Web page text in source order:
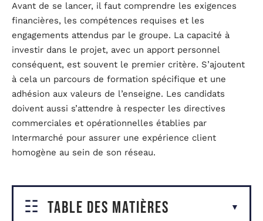
Avant de se lancer, il faut comprendre les exigences
financières, les compétences requises et les
engagements attendus par le groupe. La capacité à
investir dans le projet, avec un apport personnel
conséquent, est souvent le premier critère. S’ajoutent
à cela un parcours de formation spécifique et une
adhésion aux valeurs de l’enseigne. Les candidats
doivent aussi s’attendre à respecter les directives
commerciales et opérationnelles établies par
Intermarché pour assurer une expérience client
homogène au sein de son réseau.
Table des matières